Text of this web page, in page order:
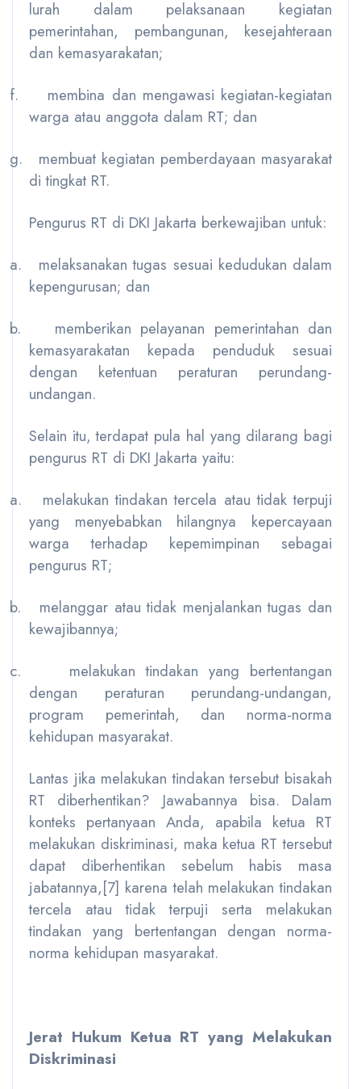
lurah dalam pelaksanaan kegiatan
pemerintahan, pembangunan, kesejahteraan
dan kemasyarakatan;
f.
membina dan mengawasi kegiatan-kegiatan
warga atau anggota dalam RT; dan
g.
membuat kegiatan pemberdayaan masyarakat
di tingkat RT.
Pengurus RT di DKI Jakarta berkewajiban untuk:
a.
melaksanakan tugas sesuai kedudukan dalam
kepengurusan; dan
b.
memberikan pelayanan pemerintahan dan
kemasyarakatan kepada penduduk sesuai
dengan ketentuan peraturan perundang-
undangan.
Selain itu, terdapat pula hal yang dilarang bagi
pengurus RT di DKI Jakarta yaitu:
a.
melakukan tindakan tercela atau tidak terpuji
yang menyebabkan hilangnya kepercayaan
warga terhadap kepemimpinan sebagai
pengurus RT;
b.
melanggar atau tidak menjalankan tugas dan
kewajibannya;
c.
melakukan tindakan yang bertentangan
dengan peraturan perundang-undangan,
program pemerintah, dan norma-norma
kehidupan masyarakat.
Lantas jika melakukan tindakan tersebut bisakah
RT diberhentikan? Jawabannya bisa. Dalam
konteks pertanyaan Anda, apabila ketua RT
melakukan diskriminasi, maka ketua RT tersebut
dapat diberhentikan sebelum habis masa
jabatannya,[7] karena telah melakukan tindakan
tercela atau tidak terpuji serta melakukan
tindakan yang bertentangan dengan norma-
norma kehidupan masyarakat.
Jerat Hukum Ketua RT yang Melakukan
Diskriminasi